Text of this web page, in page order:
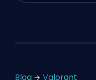
Blog Valorant